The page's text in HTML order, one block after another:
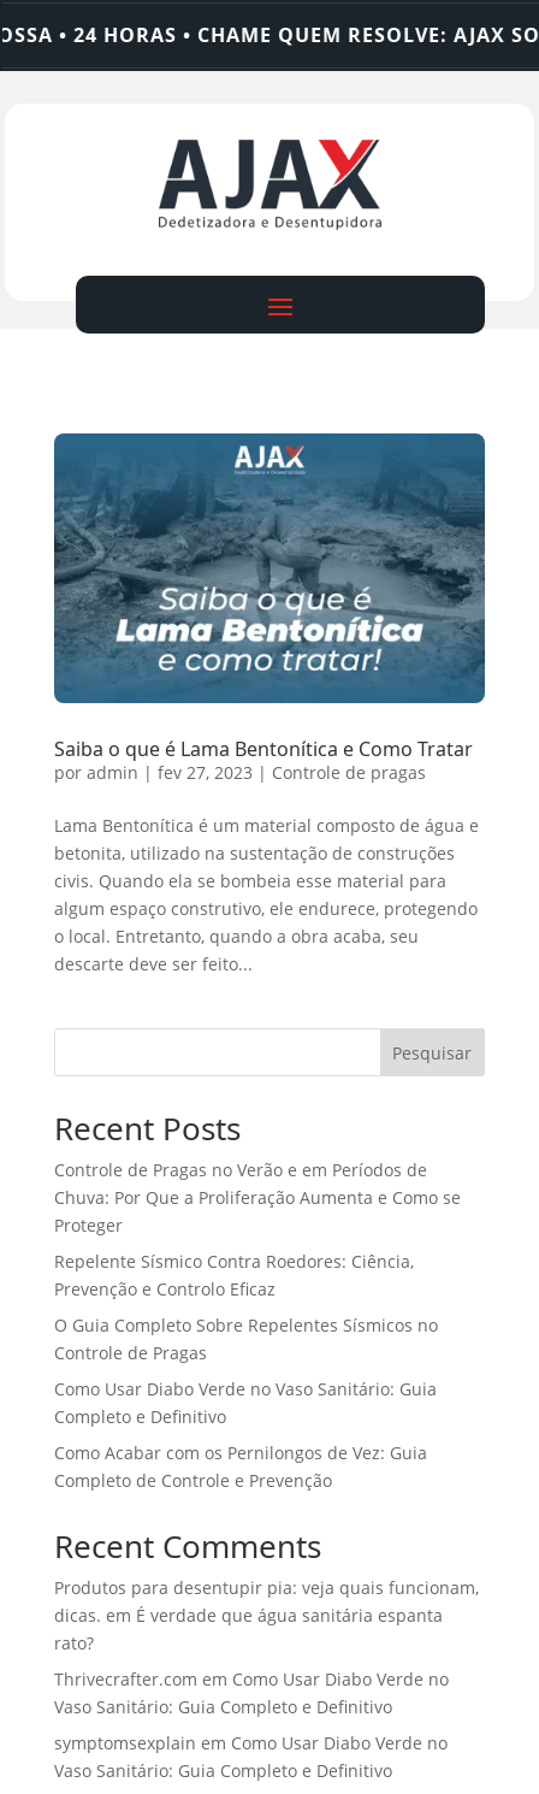
• 24 HORAS • CHAME QUEM RESOLVE: AJAX
Saiba o que é Lama Bentonítica e Como Tratar
por admin | fev 27, 2023 | Controle de pragas
Lama Bentonítica é um material composto de água e
betonita, utilizado na sustentação de construções
civis. Quando ela se bombeia esse material para
algum espaço construtivo, ele endurece, protegendo
o local. Entretanto, quando a obra acaba, seu
descarte deve ser feito...
Pesquisar
Recent Posts
Controle de Pragas no Verão e em Períodos de
Chuva: Por Que a Proliferação Aumenta e Como se
Proteger
Repelente Sísmico Contra Roedores: Ciência,
Prevenção e Controlo Eficaz
O Guia Completo Sobre Repelentes Sísmicos no
Controle de Pragas
Como Usar Diabo Verde no Vaso Sanitário: Guia
Completo e Definitivo
Como Acabar com os Pernilongos de Vez: Guia
Completo de Controle e Prevenção
Recent Comments
Produtos para desentupir pia: veja quais funcionam,
dicas. em É verdade que água sanitária espanta
rato?
Thrivecrafter.com em Como Usar Diabo Verde no
Vaso Sanitário: Guia Completo e Definitivo
symptomsexplain em Como Usar Diabo Verde no
Vaso Sanitário: Guia Completo e Definitivo